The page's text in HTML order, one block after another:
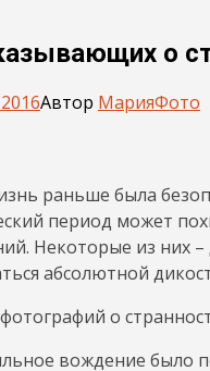
о
Автор МарияФото
раньше была
период может
Некоторые из них
абсолютной
о
вождение было